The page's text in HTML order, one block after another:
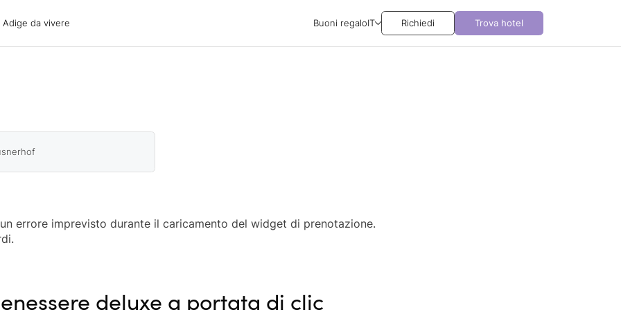
Adige da vivere Buoni regaloIT Richiedi Trova hotel
errore imprevisto durante il caricamento del widget di prenotazione.
deluxe a portata di clic